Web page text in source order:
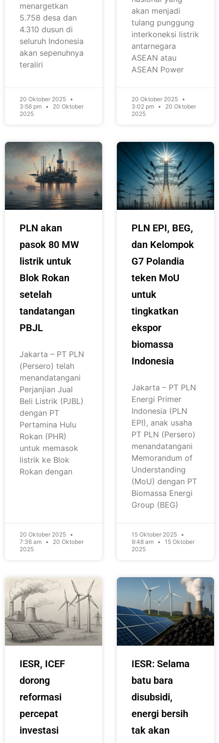
menargetkan
5.758 desa dan
4.310 dusun di
seluruh Indonesia
akan sepenuhnya
teraliri
20 Oktober 2025
3:56 pm
20 Oktober
2025
akan menjadi
tulang punggung
interkoneksi listrik
antarnegara
ASEAN atau
ASEAN Power
20 Oktober 2025
3:02 pm
20 Oktober
2025
PLN akan
pasok 80 MW
listrik untuk
Blok Rokan
setelah
tandatangan
PBJL
Jakarta – PT PLN
(Persero) telah
menandatangani
Perjanjian Jual
Beli Listrik (PJBL)
dengan PT
Pertamina Hulu
Rokan (PHR)
untuk memasok
listrik ke Blok
Rokan dengan
20 Oktober 2025
7:36 am
20 Oktober
2025
PLN EPI, BEG,
dan Kelompok
G7 Polandia
teken MoU
untuk
tingkatkan
ekspor
biomassa
Indonesia
Jakarta – PT PLN
Energi Primer
Indonesia (PLN
EPI), anak usaha
PT PLN (Persero)
menandatangani
Memorandum of
Understanding
(MoU) dengan PT
Biomassa Energi
Group (BEG)
15 Oktober 2025
9:48 am
15 Oktober
2025
IESR, ICEF
dorong
reformasi
percepat
investasi
IESR: Selama
batu bara
disubsidi,
energi bersih
tak akan